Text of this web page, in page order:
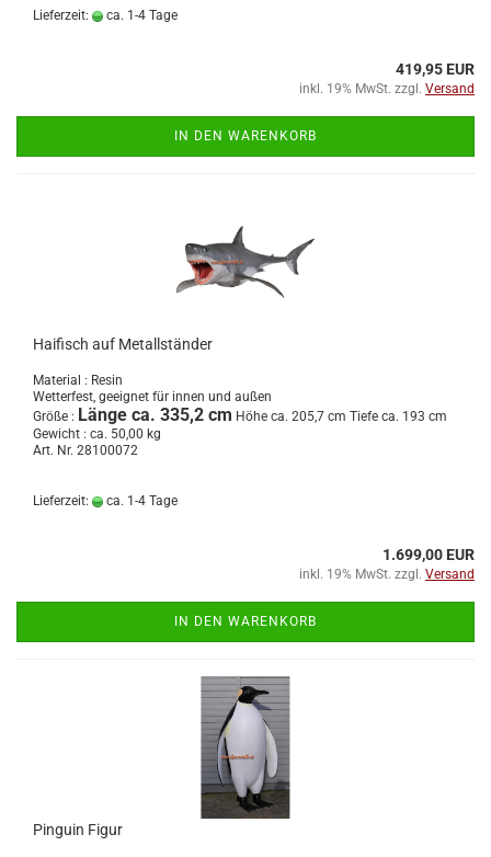
Lieferzeit: ca. 1-4 Tage
419,95 EUR
inkl. 19% MwSt. zzgl. Versand
IN DEN WARENKORB
Haifisch auf Metallständer
Material : Resin
Wetterfest, geeignet für innen und außen
Größe : Länge ca. 335,2 cm Höhe ca. 205,7 cm Tiefe ca. 193 cm
Gewicht : ca. 50,00 kg
Art. Nr. 28100072
Lieferzeit: ca. 1-4 Tage
1.699,00 EUR
inkl. 19% MwSt. zzgl. Versand
IN DEN WARENKORB
Pinguin Figur